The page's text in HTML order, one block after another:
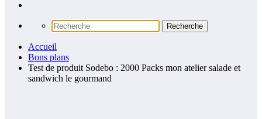
Accueil
Bons plans
Test de produit Sodebo : 2000 Packs mon atelier salade et
sandwich le gourmand